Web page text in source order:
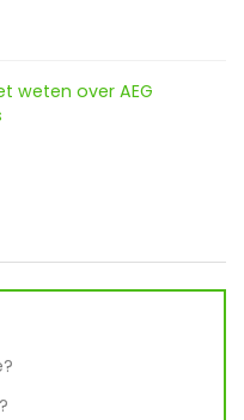
weten over AEG